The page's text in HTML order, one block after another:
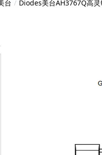
台 Diodes美台​AH3767Q高